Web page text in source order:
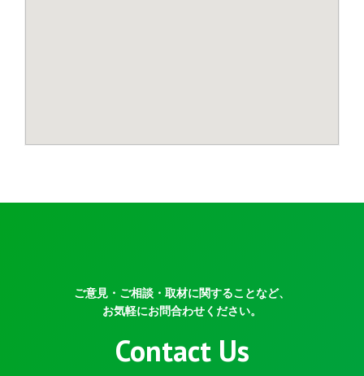
ご意見・ご相談・取材に関することなど、
お気軽にお問合わせください。
Contact Us